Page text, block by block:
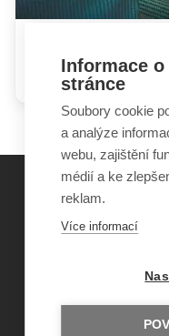
ublížit i prospět
©Obecně
Informace
stránce
Soubory cookie
a analýze
webu, zajištění
médií a ke
reklam.
Více informací